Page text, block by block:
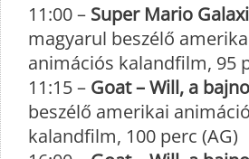
11:00 – Super Mario
magyarul beszélő
animációs kalandfilm, 95
11:15 – Goat – Will, a
beszélő amerikai
kalandfilm, 100 perc (AG)